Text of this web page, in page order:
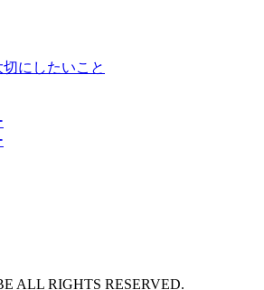
にしたいこと
ALL RIGHTS RESERVED.